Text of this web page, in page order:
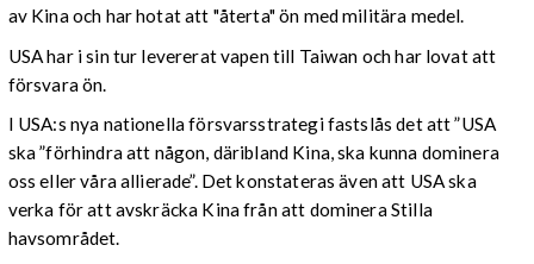
av Kina och har hotat att "återta" ön med militära medel.
USA har i sin tur levererat vapen till Taiwan och har lovat att
försvara ön.
I USA:s nya nationella försvarsstrategi fastslås det att ”USA
ska ”förhindra att någon, däribland Kina, ska kunna dominera
oss eller våra allierade”. Det konstateras även att USA ska
verka för att avskräcka Kina från att dominera Stilla
havsområdet.